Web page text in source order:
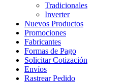
Tradicionales
Inverter
Nuevos Productos
Promociones
Fabricantes
Formas de Pago
Solicitar Cotización
Envíos
Rastrear Pedido